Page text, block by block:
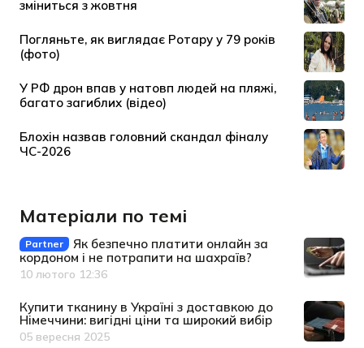
Матеріали по темі
Partner
Як безпечно платити онлайн за
кордоном і не потрапити на шахраїв?
Дата публікації
10 лютого 12:36
Купити тканину в Україні з доставкою до
Німеччини: вигідні ціни та широкий вибір
Дата публікації
05 вересня 2025